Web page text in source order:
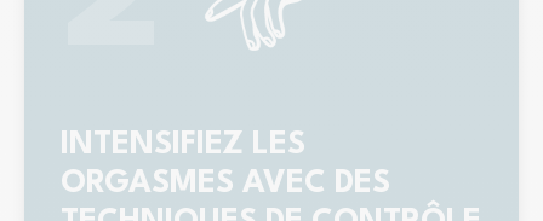
INTENSIFIEZ LES
ORGASMES AVEC DES